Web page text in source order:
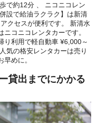
で約12分 、 ニコニコレン
設で給油ラクラク】は新清
クセスが便利です。 新清水
コニコレンタカーです。
り利用で軽自動車 ¥6,000～
気の格安レンタカーは売り
めに。
貸出までにかかる